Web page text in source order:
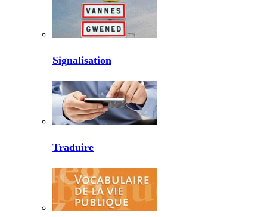
Signalisation
Traduire